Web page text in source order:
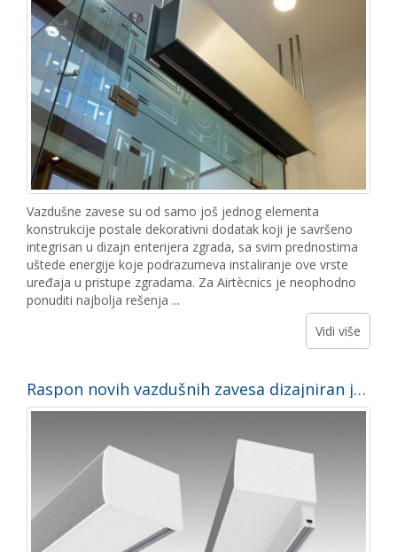
Vazdušne zavese su od samo još jednog elementa
konstrukcije postale dekorativni dodatak koji je savršeno
integrisan u dizajn enterijera zgrada, sa svim prednostima
uštede energije koje podrazumeva instaliranje ove vrste
uređaja u pristupe zgradama. Za Airtècnics je neophodno
ponuditi najbolja rešenja ...
Vidi više
Raspon novih vazdušnih zavesa dizajniran je da izbegne ulazak insekata